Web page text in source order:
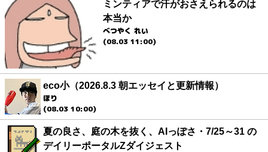
ミンティアで汗がおさえられるのは
本当か
べつやく れい
(08.03 11:00)
eco小（2026.8.3 朝エッセイと更新情報）
ほり
(08.03 10:00)
夏の良さ、庭の木を抜く、AIっぽさ・7/25～31 の
デイリーポータルZダイジェスト